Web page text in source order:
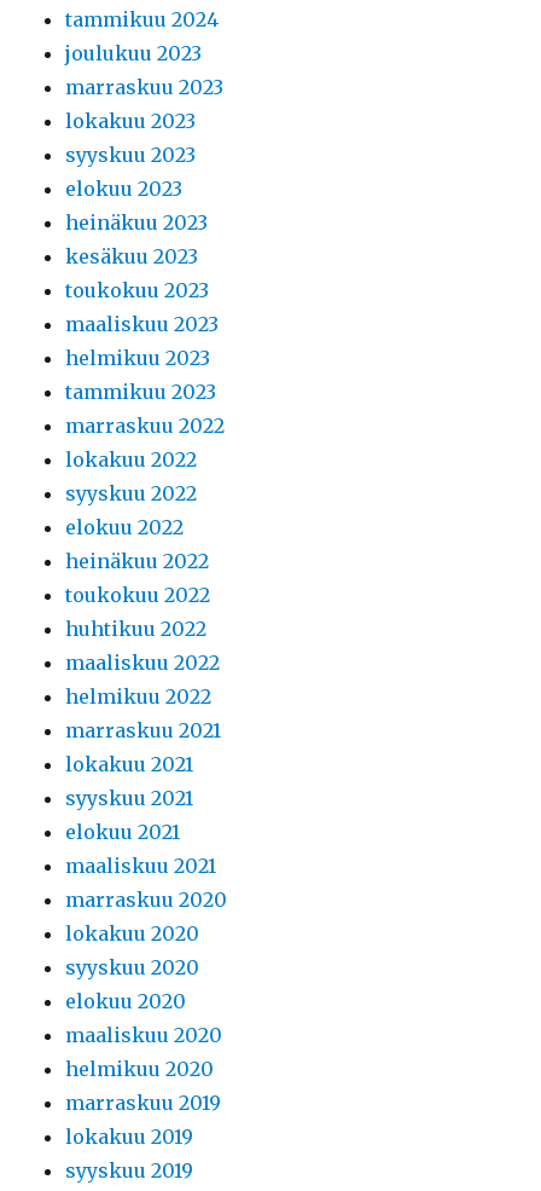
tammikuu 2024
joulukuu 2023
marraskuu 2023
lokakuu 2023
syyskuu 2023
elokuu 2023
heinäkuu 2023
kesäkuu 2023
toukokuu 2023
maaliskuu 2023
helmikuu 2023
tammikuu 2023
marraskuu 2022
lokakuu 2022
syyskuu 2022
elokuu 2022
heinäkuu 2022
toukokuu 2022
huhtikuu 2022
maaliskuu 2022
helmikuu 2022
marraskuu 2021
lokakuu 2021
syyskuu 2021
elokuu 2021
maaliskuu 2021
marraskuu 2020
lokakuu 2020
syyskuu 2020
elokuu 2020
maaliskuu 2020
helmikuu 2020
marraskuu 2019
lokakuu 2019
syyskuu 2019